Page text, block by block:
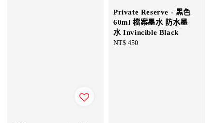
Private Reserve - 黑色
60ml 檔案墨水 防水墨
水 Invincible Black
Regular
NT$ 450